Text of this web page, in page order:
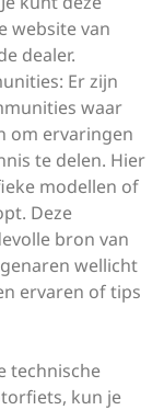
website van
dealer.
Er zijn
waar
om ervaringen
te delen. Hier
modellen of
Deze
bron van
wellicht
ervaren of tips
technische
kun je